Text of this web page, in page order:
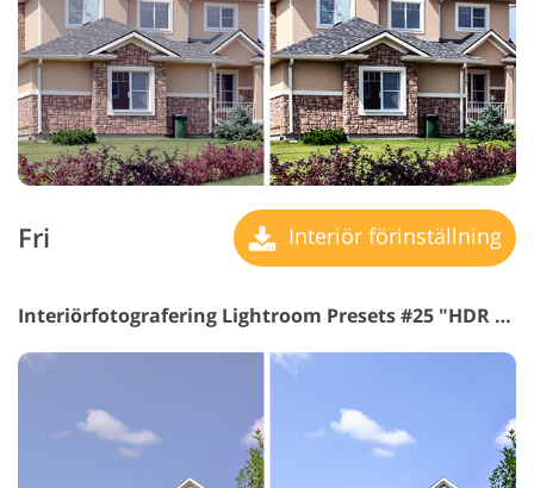
Fri Interiör förinställning
Interiörfotografering Lightroom Presets #25 "HDR Soft"